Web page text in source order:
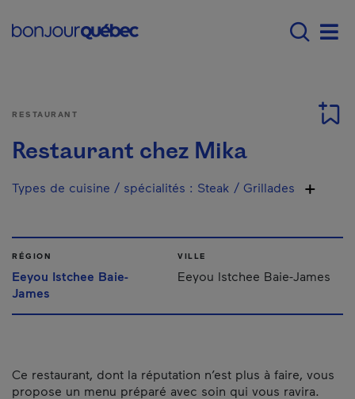
Main navigation -
RESTAURANT
Restaurant chez Mika
Types de cuisine / spécialités : Steak / Grillades
RÉGION
Eeyou Istchee Baie-
James
VILLE
Eeyou Istchee Baie-James
Ce restaurant, dont la réputation n’est plus à faire, vous
propose un menu préparé avec soin qui vous ravira.